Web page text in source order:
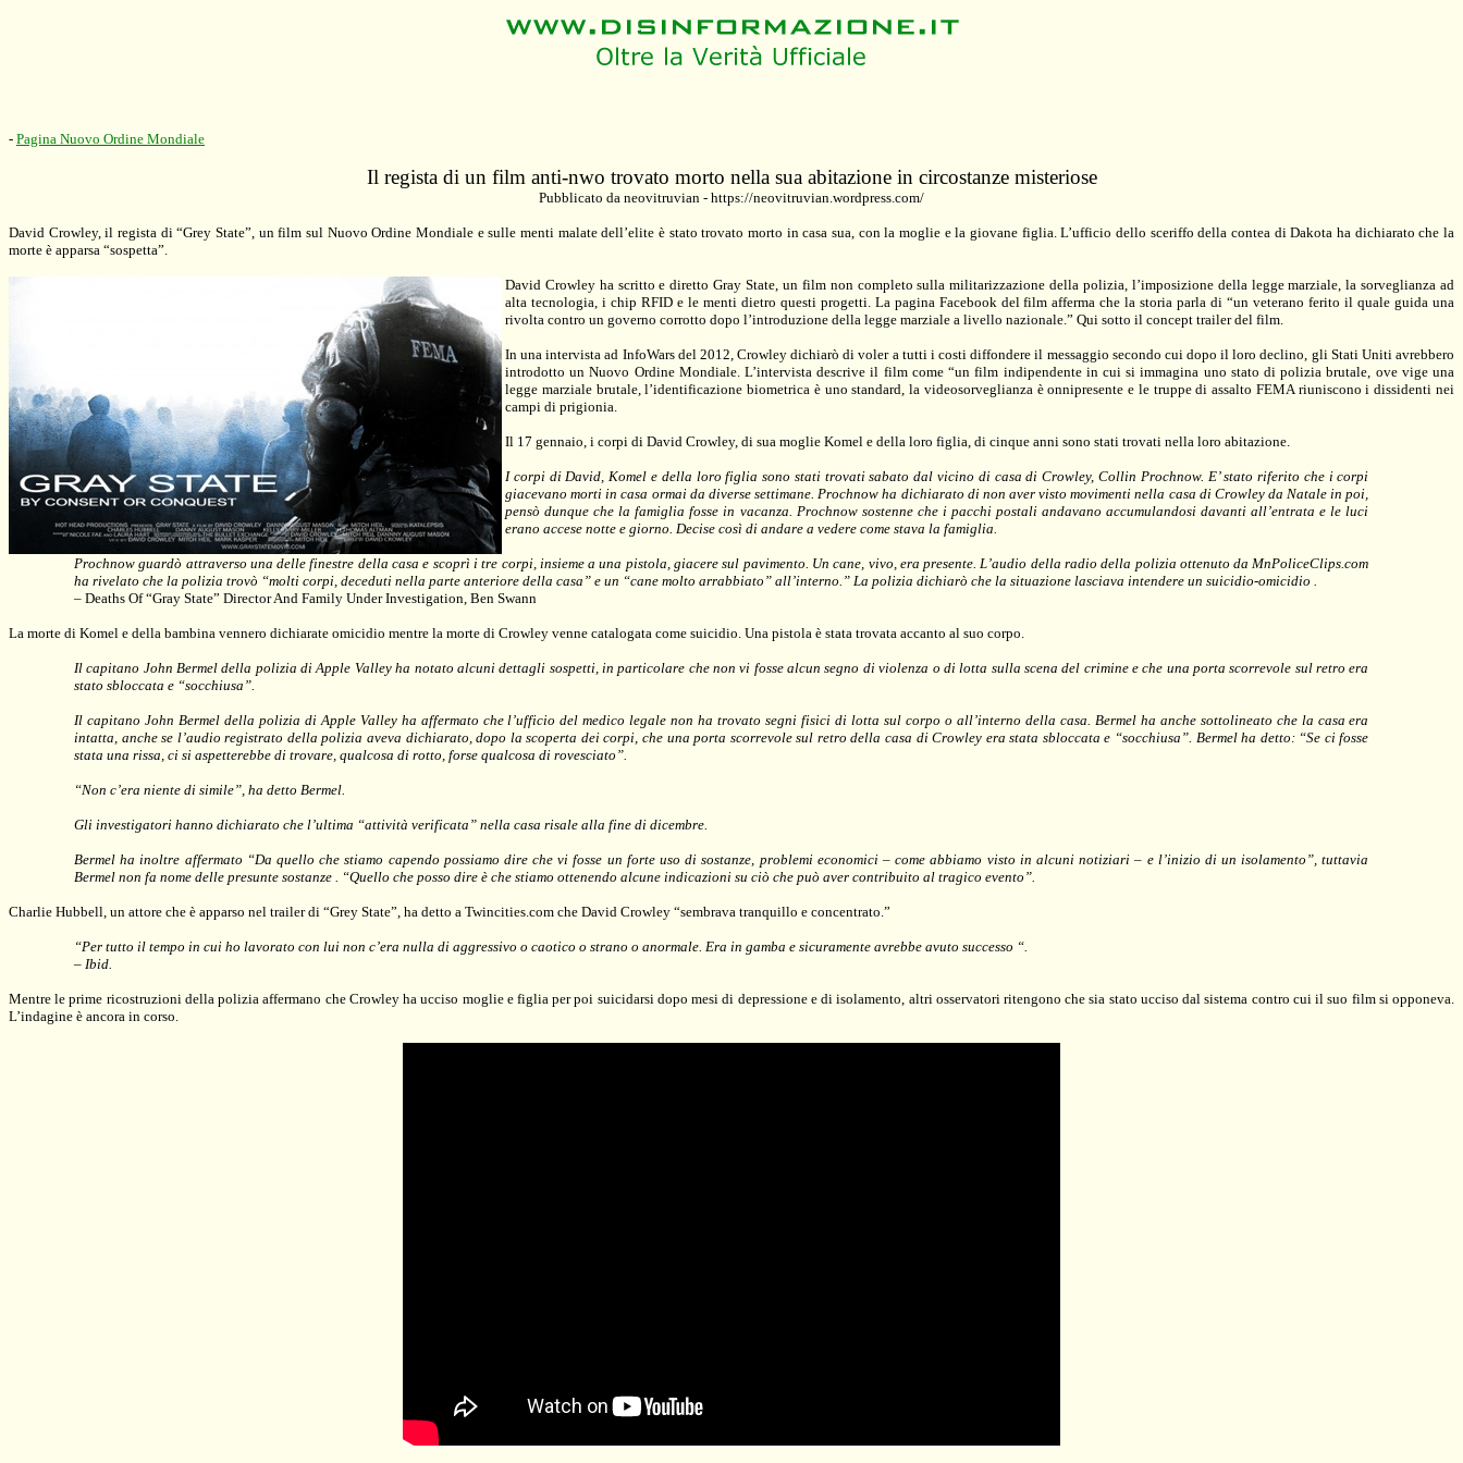
- Pagina Nuovo Ordine Mondiale
Il regista di un film anti-nwo trovato morto nella sua abitazione in circostanze misteriose
Pubblicato da neovitruvian - https://neovitruvian.wordpress.com/
David Crowley, il regista di “Grey State”, un film sul Nuovo Ordine Mondiale e sulle menti malate dell’elite è stato trovato morto in casa sua, con la moglie e la giovane figlia. L’ufficio dello sceriffo della contea di Dakota ha dichiarato che la
morte è apparsa “sospetta”.
David Crowley ha scritto e diretto Gray State, un film non completo sulla militarizzazione della polizia, l’imposizione della legge marziale, la sorveglianza ad
alta tecnologia, i chip RFID e le menti dietro questi progetti. La pagina Facebook del film afferma che la storia parla di “un veterano ferito il quale guida una
rivolta contro un governo corrotto dopo l’introduzione della legge marziale a livello nazionale.” Qui sotto il concept trailer del film.
In una intervista ad InfoWars del 2012, Crowley dichiarò di voler a tutti i costi diffondere il messaggio secondo cui dopo il loro declino, gli Stati Uniti avrebbero
introdotto un Nuovo Ordine Mondiale. L’intervista descrive il film come “un film indipendente in cui si immagina uno stato di polizia brutale, ove vige una
legge marziale brutale, l’identificazione biometrica è uno standard, la videosorveglianza è onnipresente e le truppe di assalto FEMA riuniscono i dissidenti nei
campi di prigionia.
Il 17 gennaio, i corpi di David Crowley, di sua moglie Komel e della loro figlia, di cinque anni sono stati trovati nella loro abitazione.
I corpi di David, Komel e della loro figlia sono stati trovati sabato dal vicino di casa di Crowley, Collin Prochnow. E’ stato riferito che i corpi
giacevano morti in casa ormai da diverse settimane. Prochnow ha dichiarato di non aver visto movimenti nella casa di Crowley da Natale in poi,
pensò dunque che la famiglia fosse in vacanza. Prochnow sostenne che i pacchi postali andavano accumulandosi davanti all’entrata e le luci
erano accese notte e giorno. Decise così di andare a vedere come stava la famiglia.
Prochnow guardò attraverso una delle finestre della casa e scoprì i tre corpi, insieme a una pistola, giacere sul pavimento. Un cane, vivo, era presente. L’audio della radio della polizia ottenuto da MnPoliceClips.com
ha rivelato che la polizia trovò “molti corpi, deceduti nella parte anteriore della casa” e un “cane molto arrabbiato” all’interno.” La polizia dichiarò che la situazione lasciava intendere un suicidio-omicidio .
– Deaths Of “Gray State” Director And Family Under Investigation, Ben Swann
La morte di Komel e della bambina vennero dichiarate omicidio mentre la morte di Crowley venne catalogata come suicidio. Una pistola è stata trovata accanto al suo corpo.
Il capitano John Bermel della polizia di Apple Valley ha notato alcuni dettagli sospetti, in particolare che non vi fosse alcun segno di violenza o di lotta sulla scena del crimine e che una porta scorrevole sul retro era
stato sbloccata e “socchiusa”.
Il capitano John Bermel della polizia di Apple Valley ha affermato che l’ufficio del medico legale non ha trovato segni fisici di lotta sul corpo o all’interno della casa. Bermel ha anche sottolineato che la casa era
intatta, anche se l’audio registrato della polizia aveva dichiarato, dopo la scoperta dei corpi, che una porta scorrevole sul retro della casa di Crowley era stata sbloccata e “socchiusa”. Bermel ha detto: “Se ci fosse
stata una rissa, ci si aspetterebbe di trovare, qualcosa di rotto, forse qualcosa di rovesciato”.
“Non c’era niente di simile”, ha detto Bermel.
Gli investigatori hanno dichiarato che l’ultima “attività verificata” nella casa risale alla fine di dicembre.
Bermel ha inoltre affermato “Da quello che stiamo capendo possiamo dire che vi fosse un forte uso di sostanze, problemi economici – come abbiamo visto in alcuni notiziari – e l’inizio di un isolamento”, tuttavia
Bermel non fa nome delle presunte sostanze . “Quello che posso dire è che stiamo ottenendo alcune indicazioni su ciò che può aver contribuito al tragico evento”.
Charlie Hubbell, un attore che è apparso nel trailer di “Grey State”, ha detto a Twincities.com che David Crowley “sembrava tranquillo e concentrato.”
“Per tutto il tempo in cui ho lavorato con lui non c’era nulla di aggressivo o caotico o strano o anormale. Era in gamba e sicuramente avrebbe avuto successo “.
– Ibid.
Mentre le prime ricostruzioni della polizia affermano che Crowley ha ucciso moglie e figlia per poi suicidarsi dopo mesi di depressione e di isolamento, altri osservatori ritengono che sia stato ucciso dal sistema contro cui il suo film si opponeva.
L’indagine è ancora in corso.